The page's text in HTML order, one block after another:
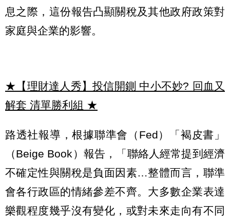
息之際，這份報告凸顯關稅及其他政府政策對
家庭與企業的影響。
★【理財達人秀】投信開鍘 中小不妙? 回血又
解套 清單勝利組 ★
路透社報導，根據聯準會（Fed）「褐皮書」
（Beige Book）報告，「聯絡人經常提到經濟
不確定性與關稅是負面因素…整體而言，聯準
會各行政區的情緒參差不齊。大多數企業表達
樂觀程度幾乎沒有變化，或對未來走向有不同